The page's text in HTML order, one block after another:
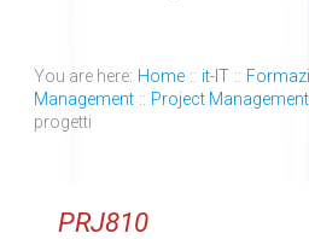
You are here: Home :: it-IT ::
Management :: Project Management
progetti
PRJ810